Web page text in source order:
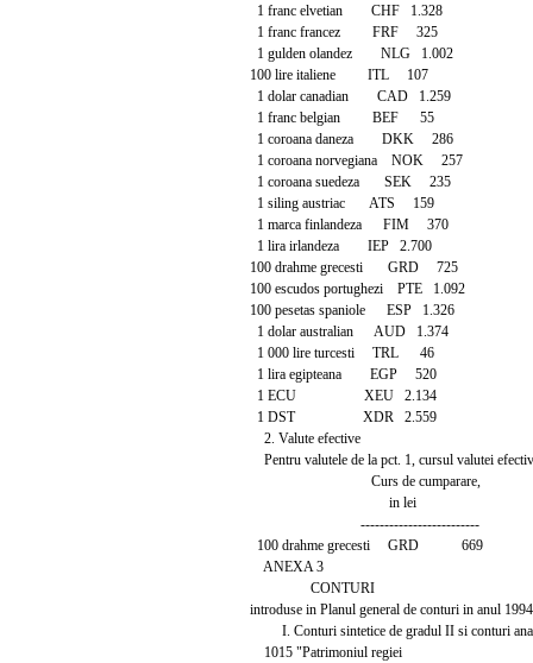
1 franc elvetian CHF 1.328
1 franc francez FRF 325
1 gulden olandez NLG 1.002
100 lire italiene ITL 107
1 dolar canadian CAD 1.259
1 franc belgian BEF 55
1 coroana daneza DKK 286
1 coroana norvegiana NOK 257
1 coroana suedeza SEK 235
1 siling austriac ATS 159
1 marca finlandeza FIM 370
1 lira irlandeza IEP 2.700
100 drahme grecesti GRD 725
100 escudos portughezi PTE 1.092
100 pesetas spaniole ESP 1.326
1 dolar australian AUD 1.374
1 000 lire turcesti TRL 46
1 lira egipteana EGP 520
1 ECU XEU 2.134
1 DST XDR 2.559
2. Valute efective
Pentru valutele de la pct. 1, cursul valutei
Curs de cumparare,
in lei
-------------------------
100 drahme grecesti GRD 669
ANEXA 3
CONTURI
introduse in Planul general de conturi in anul 1994
I. Conturi sintetice de gradul II si conturi
1015 "Patrimoniul regiei